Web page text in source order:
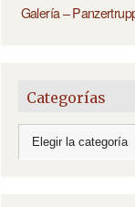
Galería –
Categorías